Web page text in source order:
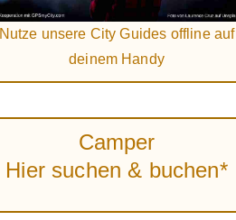
Nutze unsere City Guides offline auf
deinem Handy
Camper
Hier suchen & buchen*